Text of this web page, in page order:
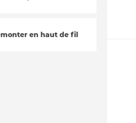
en haut de fil